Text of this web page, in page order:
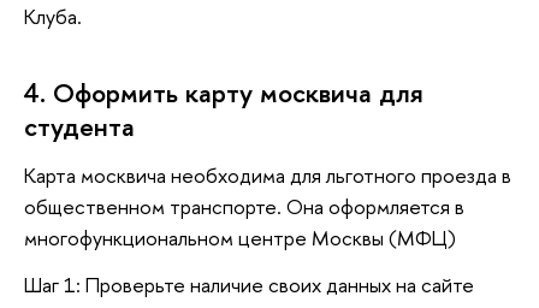
Клуба.
4. Оформить карту москвича для
студента
Карта москвича необходима для льготного проезда в
общественном транспорте. Она оформляется в
многофункциональном центре Москвы (МФЦ)
Шаг 1: Проверьте наличие своих данных на сайте